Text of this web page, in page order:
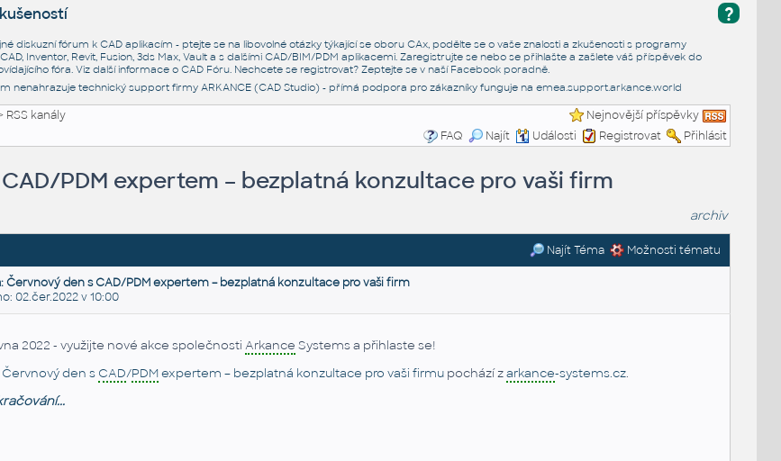
?
diskuzní fórum k CAD aplikacím - ptejte se na libovolné otázky týkající se oboru CAx, podělte se o vaše znalosti a zkušenosti s programy
Inventor, Revit, Fusion, 3ds Max, Vault a s dalšími CAD/BIM/PDM aplikacemi. Zaregistrujte se nebo se přihlašte a zašlete váš příspěvek do
fóra. Viz další informace o CAD Fóru. Nechcete se registrovat? Zeptejte se v naší Facebook poradně.
nenahrazuje technický support firmy ARKANCE (CAD Studio) - přímá podpora pro zákazníky funguje na emea.support.arkance.world
RSS kanály
Nejnovější příspěvky
FAQ
Najít Události Registrovat Přihlásit
PDM expertem – bezplatná konzultace pro vaši firm
archiv
Najít Téma Možnosti tématu
Červnový den s CAD/PDM expertem – bezplatná konzultace pro vaši firm
02.čer.2022 v 10:00
2022 - využijte nové akce společnosti Arkance Systems a přihlaste se!
Červnový den s CAD/PDMexpertem – bezplatná konzultace pro vaši firmupochází zarkance-systems.cz.